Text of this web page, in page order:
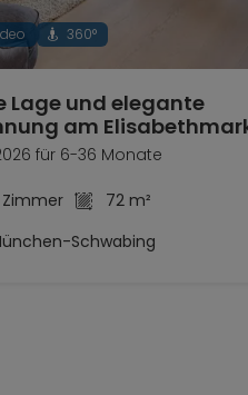
360°
Lage und elegante
am
für 6-36 Monate
Zimmer
72 m²
Schwabing